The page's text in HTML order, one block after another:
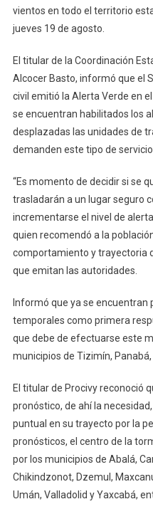
vientos en todo el territorio
jueves 19 de agosto.
El titular de la Coordinación
Alcocer Basto, informó que el
civil emitió la Alerta Verde en
se encuentran habilitados los
desplazadas las unidades de
demanden este tipo de servicio.
“Es momento de decidir si se
trasladarán a un lugar seguro
incrementarse el nivel de
quien recomendó a la
comportamiento y trayectoria
que emitan las autoridades.
Informó que ya se encuentran
temporales como primera
que debe de efectuarse este
municipios de Tizimín,
El titular de Procivy reconoció
pronóstico, de ahí la
puntual en su trayecto por la
pronósticos, el centro de la
por los municipios de Abalá,
Chikindzonot, Dzemul,
Umán, Valladolid y Yaxcabá,